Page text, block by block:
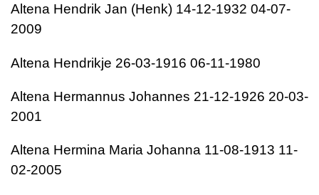
Altena Hendrik Jan (Henk) 14-12-1932 04-07-
2009
Altena Hendrikje 26-03-1916 06-11-1980
Altena Hermannus Johannes 21-12-1926 20-03-
2001
Altena Hermina Maria Johanna 11-08-1913 11-
02-2005